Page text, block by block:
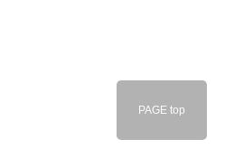
PAGE top